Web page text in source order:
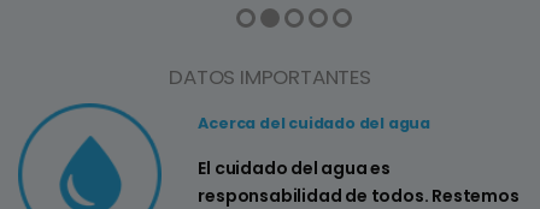
DATOS IMPORTANTES
Acerca del cuidado del agua
El cuidado del agua es
responsabilidad de todos. Restemos